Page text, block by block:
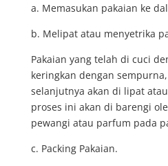
a. Memasukan pakaian ke
b. Melipat atau menyetrika
Pakaian yang telah di cuci
keringkan dengan
selanjutnya akan di lipat
proses ini akan di barengi
pewangi atau parfum pada
c. Packing Pakaian.